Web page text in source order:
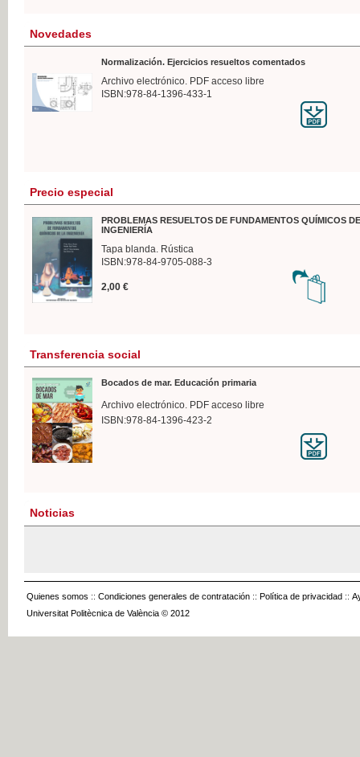
Novedades
Normalización. Ejercicios resueltos comentados
Archivo electrónico. PDF acceso libre
ISBN:978-84-1396-433-1
Precio especial
PROBLEMAS RESUELTOS DE FUNDAMENTOS QUÍMICOS
INGENIERÍA
Tapa blanda. Rústica
ISBN:978-84-9705-088-3
2,00 €
Transferencia social
Bocados de mar. Educación primaria
Archivo electrónico. PDF acceso libre
ISBN:978-84-1396-423-2
Noticias
Quienes somos :: Condiciones generales de contratación :: Política de privacidad ::
Universitat Politècnica de València © 2012